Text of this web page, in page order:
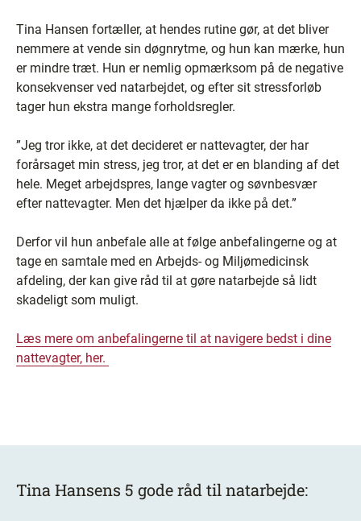
Tina Hansen fortæller, at hendes rutine gør, at det bliver
nemmere at vende sin døgnrytme, og hun kan mærke, hun
er mindre træt. Hun er nemlig opmærksom på de negative
konsekvenser ved natarbejdet, og efter sit stressforløb
tager hun ekstra mange forholdsregler.
”Jeg tror ikke, at det decideret er nattevagter, der har
forårsaget min stress, jeg tror, at det er en blanding af det
hele. Meget arbejdspres, lange vagter og søvnbesvær
efter nattevagter. Men det hjælper da ikke på det.”
Derfor vil hun anbefale alle at følge anbefalingerne og at
tage en samtale med en Arbejds- og Miljømedicinsk
afdeling, der kan give råd til at gøre natarbejde så lidt
skadeligt som muligt.
Læs mere om anbefalingerne til at navigere bedst i dine
nattevagter, her.
Tina Hansens 5 gode råd til natarbejde: